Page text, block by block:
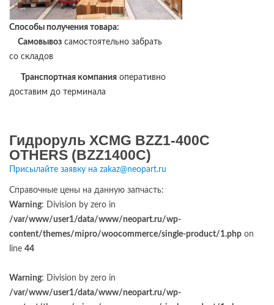
Способы получения товара:
Самовывоз самостоятельно забрать
со складов
Транспортная компания оперативно
доставим до терминала
Гидроруль XCMG BZZ1-400C
OTHERS (BZZ1400C)
Присылайте заявку на zakaz@neopart.ru
Справочные цены на данную запчасть:
Warning: Division by zero in
/var/www/user1/data/www/neopart.ru/wp-
content/themes/mipro/woocommerce/single-product/1.php on
line 44
Warning: Division by zero in
/var/www/user1/data/www/neopart.ru/wp-